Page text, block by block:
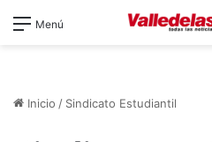
Menú
Inicio / Sindicato Estudiantil